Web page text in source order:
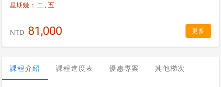
星期幾： 二 ,五
NTD 81,000 更多
課程介紹 課程進度表 優惠專案 其他梯次